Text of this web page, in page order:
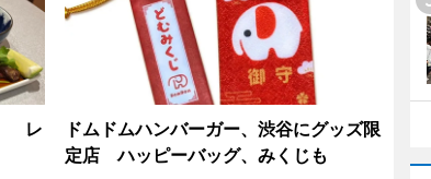
レ
ドムドムハンバーガー、渋谷にグッズ限
定店 ハッピーバッグ、みくじも